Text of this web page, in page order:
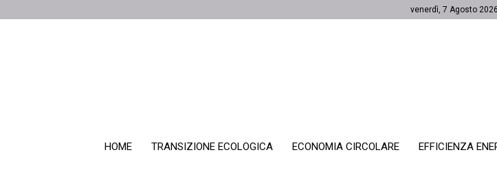
venerdì, 7 Agosto 2026
HOME TRANSIZIONE ECOLOGICA ECONOMIA CIRCOLARE EFFICIENZA